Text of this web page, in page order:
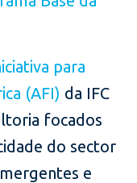
para
(AFI) da IFC
focados
do sector
e